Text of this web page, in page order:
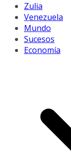
Zulia
Venezuela
Mundo
Sucesos
Economía